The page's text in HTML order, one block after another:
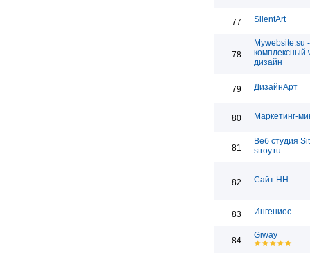
77 SilentArt
78
Mywebsite.su -
комплексный
дизайн
79 ДизайнАрт
80 Маркетинг-
81
Веб студия
stroy.ru
82 Сайт НН
83 Ингениос
84
Giway